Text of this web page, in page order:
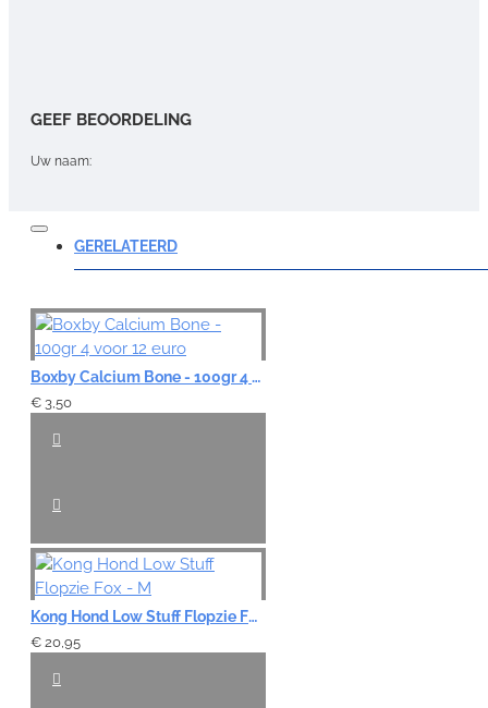
GEEF BEOORDELING
Uw naam:
Opmerking:
Note:HTML-code wordt niet vertaald!
Waardering:
GERELATEERD
Boxby Calcium Bone - 100gr 4 voor 12 euro
€ 3,50
Kong Hond Low Stuff Flopzie Fox - M
€ 20,95